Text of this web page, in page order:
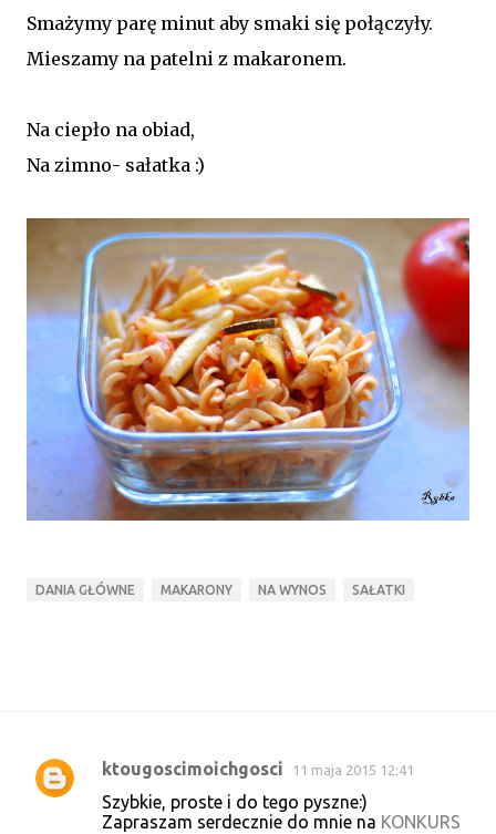
Smażymy parę minut aby smaki się połączyły.
Mieszamy na patelni z makaronem.
Na ciepło na obiad,
Na zimno- sałatka :)
DANIA GŁÓWNE MAKARONY NA WYNOS SAŁATKI
K
ktougoscimoichgosci 11 maja 2015 12:41
Szybkie, proste i do tego pyszne:)
Zapraszam serdecznie do mnie na KONKURS